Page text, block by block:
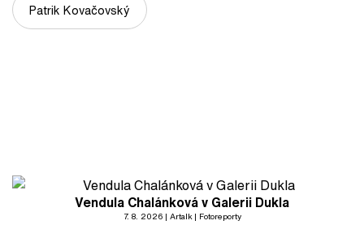
Patrik Kovačovský
Vendula Chalánková v Galerii Dukla
7. 8. 2026 Artalk Fotoreporty